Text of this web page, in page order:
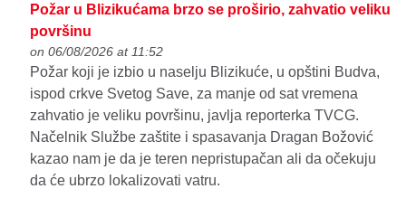
Požar u Blizikućama brzo se proširio, zahvatio veliku
površinu
on 06/08/2026 at 11:52
Požar koji je izbio u naselju Blizikuće, u opštini Budva,
ispod crkve Svetog Save, za manje od sat vremena
zahvatio je veliku površinu, javlja reporterka TVCG.
Načelnik Službe zaštite i spasavanja Dragan Božović
kazao nam je da je teren nepristupačan ali da očekuju
da će ubrzo lokalizovati vatru.